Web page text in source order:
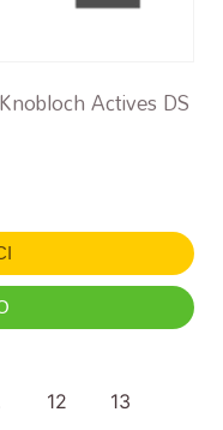
Actives DS
12
13